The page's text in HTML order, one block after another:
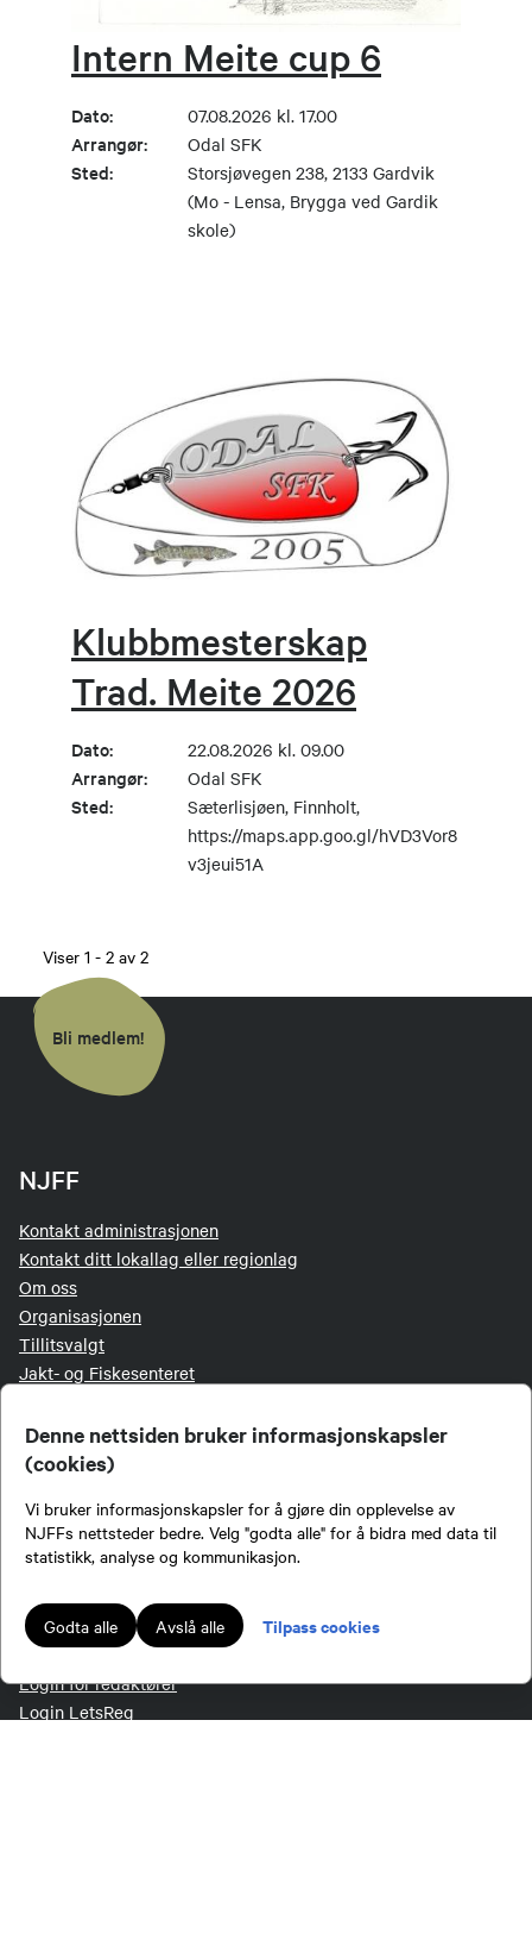
Denne nettsiden bruker informasjonskapsler
(cookies)
Vi bruker informasjonskapsler for å gjøre din opplevelse av
NJFFs nettsteder bedre. Velg "godta alle" for å bidra med data til
statistikk, analyse og kommunikasjon.
Godta alle Avslå alle Tilpass cookies
Intern Meite cup 6
Dato: 07.08.2026 kl. 17.00
Arrangør: Odal SFK
Sted:
Storsjøvegen 238, 2133 Gardvik
(Mo - Lensa, Brygga ved Gardik
skole)
Klubbmesterskap
Trad. Meite 2026
Dato: 22.08.2026 kl. 09.00
Arrangør: Odal SFK
Sted:
Sæterlisjøen, Finnholt,
https://maps.app.goo.gl/hVD3Vor8
v3jeui51A
Viser 1 - 2 av 2
Bli medlem!
NJFF
Kontakt administrasjonen
Kontakt ditt lokallag eller regionlag
Om oss
Organisasjonen
Tillitsvalgt
Jakt- og Fiskesenteret
Medlemsvilkår
EKSTERNE LENKER
Jakt & Fiske
Mine båter
Inatur
NJFF-butikken
Login for redaktører
Login LetsReg